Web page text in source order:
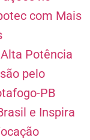
com Mais
Potência
pelo
PB
e Inspira